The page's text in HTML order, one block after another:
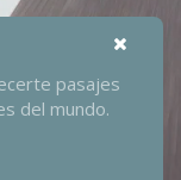
pasajes
del mundo.